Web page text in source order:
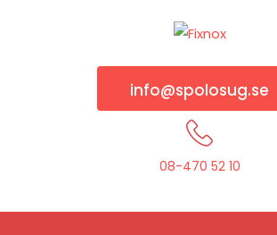
info@spolosug.se
08-470 52 10